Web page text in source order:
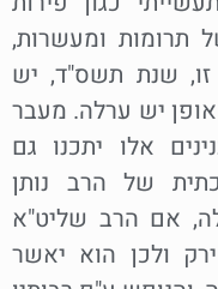
תרומות ומעשרות,
זו, שנת תשס"ד, יש
יש ערלה. מעבר
אלו יתכנו גם
של הרב נותן
אם הרב שליט"א
ולכן הוא יאשר